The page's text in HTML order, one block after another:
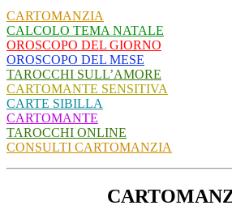
CARTOMANZIA
CALCOLO TEMA NATALE
OROSCOPO DEL GIORNO
OROSCOPO DEL MESE
TAROCCHI SULL’AMORE
CARTOMANTE SENSITIVA
CARTE SIBILLA
CARTOMANTE
TAROCCHI ONLINE
CONSULTI CARTOMANZIA